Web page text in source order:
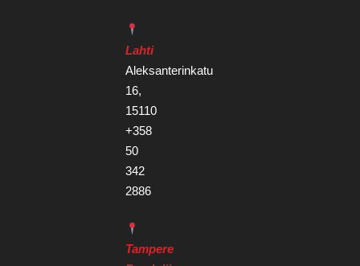
Lahti
Aleksanterinkatu
16,
15110
+358
50
342
2886
Tampere